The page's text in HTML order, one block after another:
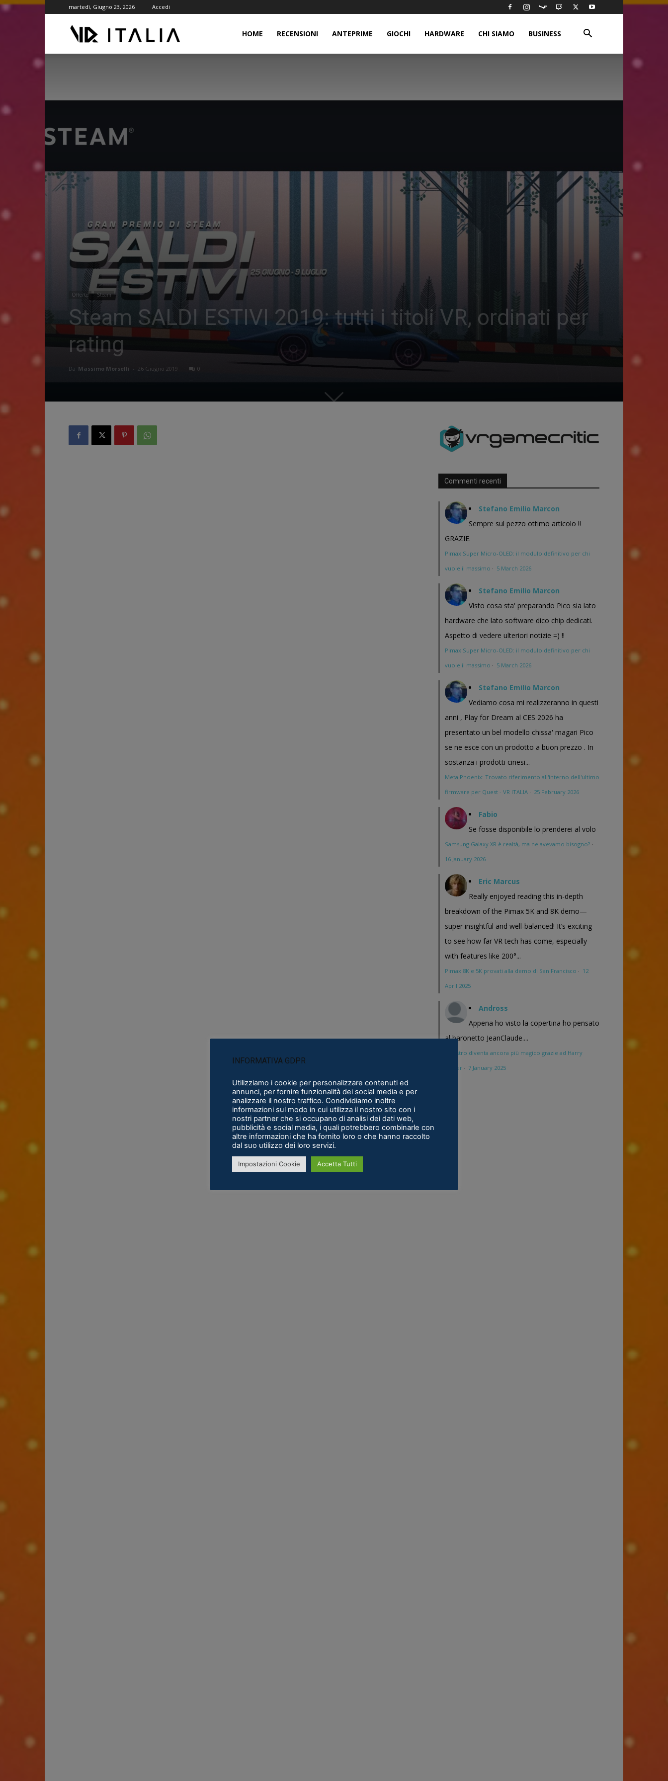
martedì, Giugno 23, 2026 Accedi
HOME RECENSIONI ANTEPRIME GIOCHI HARDWARE CHI SIAMO BUSINESS
Offerte Steam
Steam SALDI ESTIVI 2019: tutti i titoli VR, ordinati per
rating
Da Massimo Morselli - 26 Giugno 2019 0
Commenti recenti
Stefano Emilio Marcon
Sempre sul pezzo ottimo articolo !!
GRAZIE.
Pimax Super Micro-OLED: il modulo definitivo per chi
vuole il massimo · 5 March 2026
Stefano Emilio Marcon
Visto cosa sta' preparando Pico sia lato
hardware che lato software dico chip dedicati.
Aspetto di vedere ulteriori notizie =) !!
Pimax Super Micro-OLED: il modulo definitivo per chi
vuole il massimo · 5 March 2026
Stefano Emilio Marcon
Vediamo cosa mi realizzeranno in questi
anni , Play for Dream al CES 2026 ha
presentato un bel modello chissa' magari Pico
se ne esce con un prodotto a buon prezzo . In
sostanza i prodotti cinesi...
Meta Phoenix: Trovato riferimento all'interno dell'ultimo
firmware per Quest - VR ITALIA · 25 February 2026
Fabio
Se fosse disponibile lo prenderei al volo
Samsung Galaxy XR è realtà, ma ne avevamo bisogno? ·
16 January 2026
Eric Marcus
Really enjoyed reading this in-depth
breakdown of the Pimax 5K and 8K demo—
super insightful and well-balanced! It’s exciting
to see how far VR tech has come, especially
with features like 200°...
Pimax 8K e 5K provati alla demo di San Francisco · 12
April 2025
Andross
Appena ho visto la copertina ho pensato
al baronetto JeanClaude....
Maestro diventa ancora più magico grazie ad Harry
Potter · 7 January 2025
INFORMATIVA GDPR
Utilizziamo i cookie per personalizzare contenuti ed
annunci, per fornire funzionalità dei social media e per
analizzare il nostro traffico. Condividiamo inoltre
informazioni sul modo in cui utilizza il nostro sito con i
nostri partner che si occupano di analisi dei dati web,
pubblicità e social media, i quali potrebbero combinarle con
altre informazioni che ha fornito loro o che hanno raccolto
dal suo utilizzo dei loro servizi.
Impostazioni Cookie Accetta Tutti